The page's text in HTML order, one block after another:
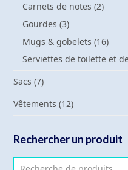
Carnets de notes (2)
Gourdes (3)
Mugs & gobelets (16)
Serviettes de toilette et
Sacs (7)
Vêtements (12)
Rechercher un produit